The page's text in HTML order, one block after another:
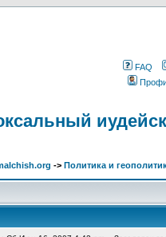
FAQ
-> Политика и